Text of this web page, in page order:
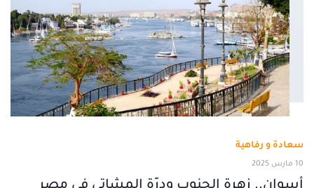
سعادة و رفاهية
10 مارس 2025